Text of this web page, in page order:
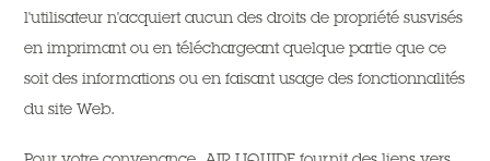
l'utilisateur n'acquiert aucun des droits de propriété susvisés
en imprimant ou en téléchargeant quelque partie que ce
soit des informations ou en faisant usage des fonctionnalités
du site Web.